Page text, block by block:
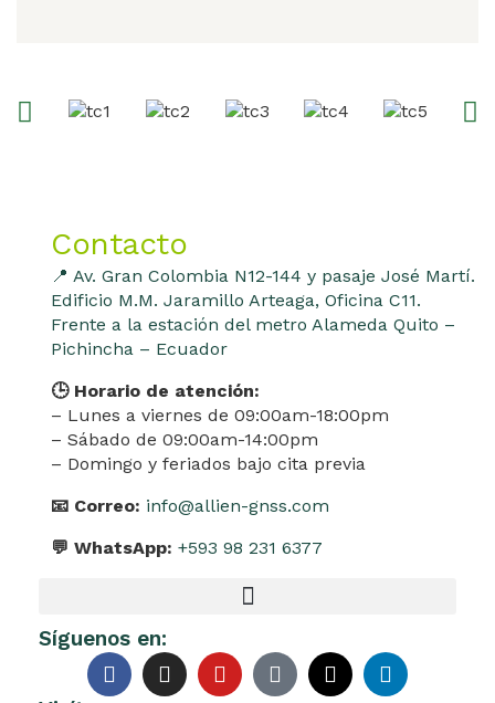
Contacto
📍 Av. Gran Colombia N12-144 y pasaje José Martí.
Edificio M.M. Jaramillo Arteaga, Oficina C11.
Frente a la estación del metro Alameda Quito –
Pichincha – Ecuador
🕒 Horario de atención:
– Lunes a viernes de 09:00am-18:00pm
– Sábado de 09:00am-14:00pm
– Domingo y feriados bajo cita previa
📧 Correo: info@allien-gnss.com
💬 WhatsApp: +593 98 231 6377
Síguenos en: